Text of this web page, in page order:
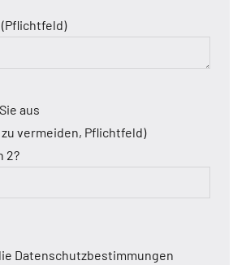
aus
vermeiden, Pflichtfeld)
2?
Datenschutzbestimmungen